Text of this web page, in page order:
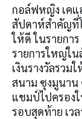
กอล์ฟหญิง เคแ
สัปดาห์สำคัญที่
ให้ดี ในรายกา
รายการใหญ่ใ
เงินรางวัลรวม
สนาม ซุงมูนาน
แชมป์ไปครอง
รอบสุดท้าย เว